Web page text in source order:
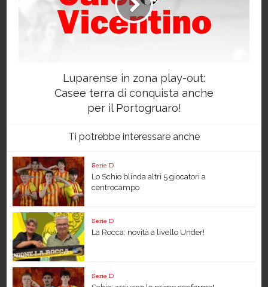
Luparense in zona play-out:
Casee terra di conquista anche
per il Portogruaro!
Ti potrebbe interessare anche
Serie D
Lo Schio blinda altri 5 giocatori a
centrocampo
Serie D
La Rocca: novità a livello Under!
Serie D